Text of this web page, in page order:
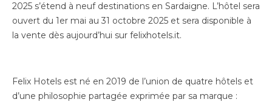
2025 s’étend à neuf destinations en Sardaigne. L’hôtel sera
ouvert du 1er mai au 31 octobre 2025 et sera disponible à
la vente dès aujourd’hui sur felixhotels.it.
Felix Hotels est né en 2019 de l’union de quatre hôtels et
d’une philosophie partagée exprimée par sa marque :